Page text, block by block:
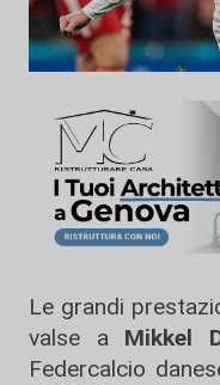
Le grandi
valse a Mikkel
Federcalcio